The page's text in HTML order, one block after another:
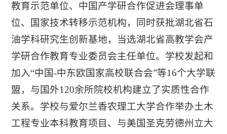
教育示范单位、中国产学研合作促进会理事单
位、国家技术转移示范机构，同时获批湖北省石
油学科研究生创新基地，当选湖北省高教学会产
学研合作教育专业委员会主任单位。学校发起和
加入“中国-中东欧国家高校联合会”等16个大学联
盟，与国外120余所院校机构建立了实质性合作
关系。学校与爱尔兰香农理工大学合作举办土木
工程专业本科教育项目、与美国圣克劳德州立大